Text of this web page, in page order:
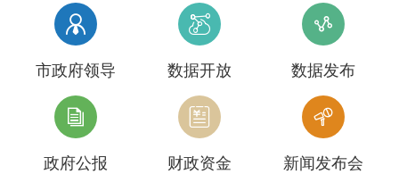

市政府领导

数据开放

数据发布

政府公报

财政资金

新闻发布会